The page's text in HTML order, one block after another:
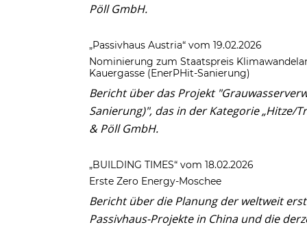
Pöll GmbH.
„Passivhaus Austria“ vom 19.02.2026
Nominierung zum Staatspreis
Kauergasse (EnerPHit-Sanierung)
Bericht über das Projekt
Sanierung)", dasin der Kategorie „Hitze/
& Pöll GmbH.
„BUILDING TIMES“ vom 18.02.2026
Erste Zero Energy-Moschee
Bericht über die Planung der weltweit
Passivhaus-Projekte in China und die